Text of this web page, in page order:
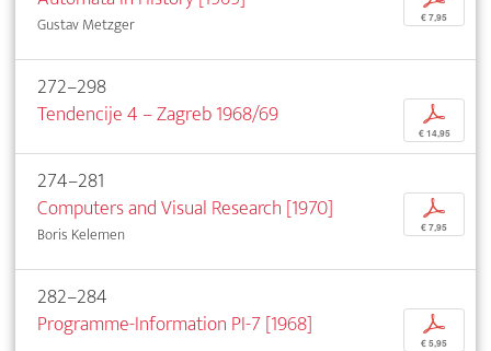
Gustav Metzger € 7,95
272–298
Tendencije 4 – Zagreb 1968/69
p
€ 14,95
274–281
Computers and Visual Research [1970]
Boris Kelemen
p
€ 7,95
282–284
Programme-Information PI-7 [1968]
p
€ 5,95